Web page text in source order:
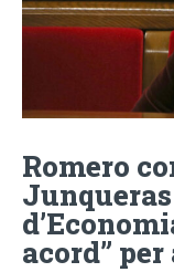
Romero
acord”